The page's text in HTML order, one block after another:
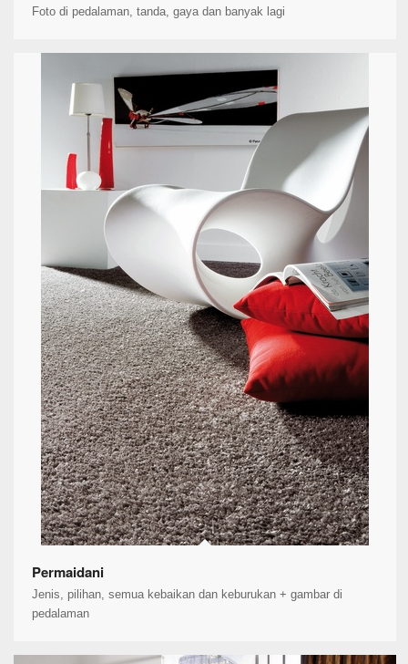
Foto di pedalaman, tanda, gaya dan banyak lagi
Permaidani
Jenis, pilihan, semua kebaikan dan keburukan + gambar di
pedalaman